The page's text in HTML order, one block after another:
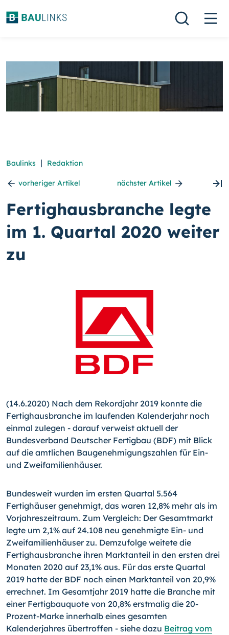
Baulinks | Redaktion
vorheriger Artikel nächster Artikel
Fertighausbranche legte
im 1. Quartal 2020 weiter
zu
(14.6.2020) Nach dem Rekordjahr 2019 konnte die
Fertighausbranche im laufenden Kalenderjahr noch
einmal zulegen - darauf verweist aktuell der
Bundesverband Deutscher Fertigbau (BDF) mit Blick
auf die amtlichen Baugenehmigungszahlen für Ein-
und Zweifamilienhäuser.
Bundesweit wurden im ersten Quartal 5.564
Fertighäuser genehmigt, das waren 12,8% mehr als im
Vorjahreszeitraum. Zum Vergleich: Der Gesamtmarkt
legte um 2,1% auf 24.108 neu genehmigte Ein- und
Zweifamilienhäuser zu. Demzufolge weitete die
Fertighausbranche ihren Marktanteil in den ersten drei
Monaten 2020 auf 23,1% aus. Für das erste Quartal
2019 hatte der BDF noch einen Marktanteil von 20,9%
errechnet. Im Gesamtjahr 2019 hatte die Branche mit
einer Fertigbauquote von 20,8% erstmalig die 20-
Prozent-Marke innerhalb eines gesamten
Kalenderjahres übertroffen - siehe dazu Beitrag vom